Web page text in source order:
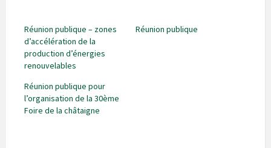
Réunion publique – zones
d’accélération de la
production d’énergies
renouvelables
Réunion publique
Réunion publique pour
l’organisation de la 30ème
Foire de la châtaigne